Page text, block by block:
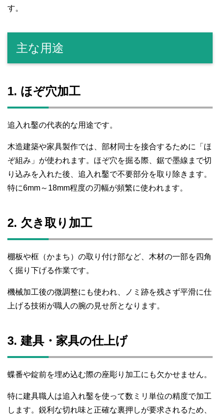
す。
主な用途
1. ほぞ穴加工
追入れ鑿の代表的な用途です。
木造建築や家具製作では、部材同士を接合するために「ほ
ぞ組み」が使われます。ほぞ穴を掘る際、鋸で墨線まで切
り込みを入れた後、追入れ鑿で不要部分を取り除きます。
特に6mm～18mm程度の刃幅が頻繁に使われます。
2. 欠き取り加工
棚板や框（かまち）の取り付け部など、木材の一部を四角
く掘り下げる作業です。
機械加工後の微調整にも使われ、ノミ跡を残さず平滑に仕
上げる技術が職人の腕の見せ所となります。
3. 建具・家具の仕上げ
蝶番や錠前を埋め込む際の座彫り加工にも欠かせません。
特に建具職人は追入れ鑿を使って数ミリ単位の精度で加工
します。鋭利な切れ味と正確な裏押しが要求されるため、